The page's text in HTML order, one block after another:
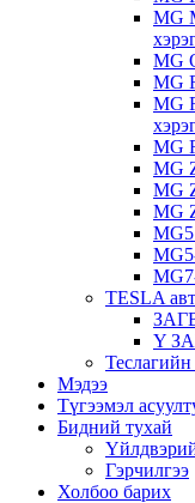
MG
MG
MG
MG
MG
MG
MG
MG
TESLA
Y
Мэдээ
Түгээмэл
Бидний тухай
Гэрчилгээ
Холбоо барих